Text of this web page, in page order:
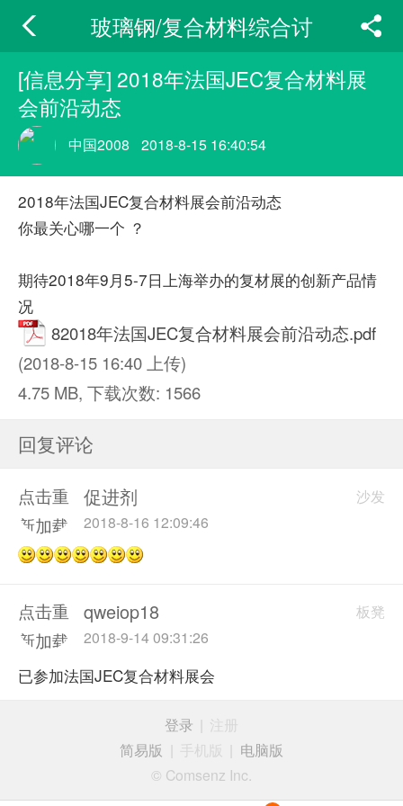
玻璃钢/复合材料综合讨
论版
[信息分享] 2018年法国JEC复合材料展
会前沿动态
中国2008 2018-8-15 16:40:54
2018年法国JEC复合材料展会前沿动态
你最关心哪一个 ？
期待2018年9月5-7日上海举办的复材展的创新产品情
况
82018年法国JEC复合材料展会前沿动态.pdf
(2018-8-15 16:40 上传)
4.75 MB, 下载次数: 1566
回复评论
点击重
新加载
沙发
促进剂
2018-8-16 12:09:46
点击重
新加载
板凳
qweiop18
2018-9-14 09:31:26
已参加法国JEC复合材料展会
登录
注册
简易版
手机版
电脑版
© Comsenz Inc.